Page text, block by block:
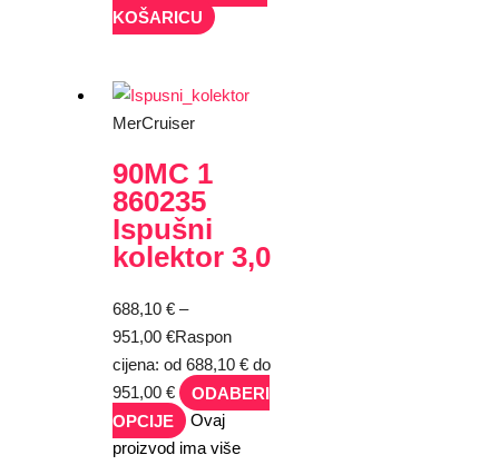
KOŠARICU
MerCruiser
90MC 1
860235
Ispušni
kolektor 3,0
688,10€ –
951,00€Raspon
cijena: od 688,10 € do
951,00 €
ODABERI
OPCIJE
Ovaj
proizvod ima više